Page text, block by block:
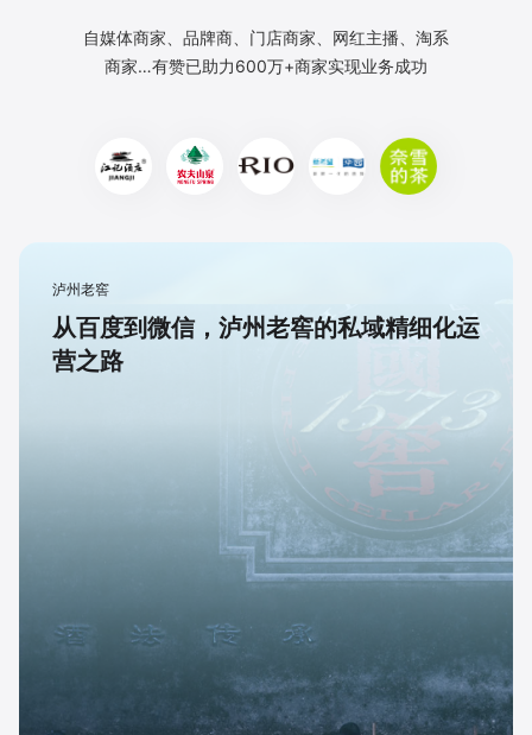
自媒体商家、品牌商、门店商家、网红主播、淘系
商家…有赞已助力600万+商家实现业务成功
泸州老窖
从百度到微信，泸州老窖的私域精细化运
营之路